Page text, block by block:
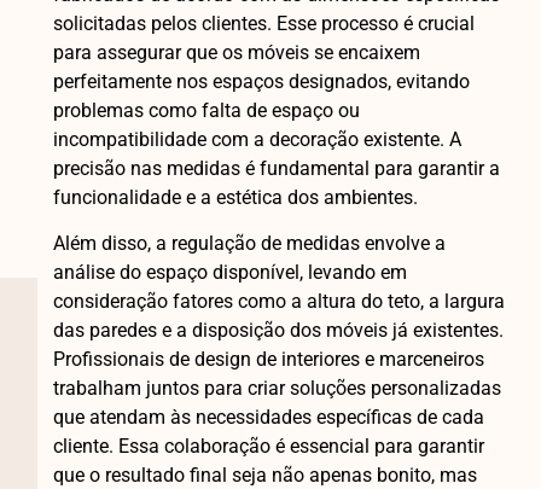
solicitadas pelos clientes. Esse processo é crucial
para assegurar que os móveis se encaixem
perfeitamente nos espaços designados, evitando
problemas como falta de espaço ou
incompatibilidade com a decoração existente. A
precisão nas medidas é fundamental para garantir a
funcionalidade e a estética dos ambientes.
Além disso, a regulação de medidas envolve a
análise do espaço disponível, levando em
consideração fatores como a altura do teto, a largura
das paredes e a disposição dos móveis já existentes.
Profissionais de design de interiores e marceneiros
trabalham juntos para criar soluções personalizadas
que atendam às necessidades específicas de cada
cliente. Essa colaboração é essencial para garantir
que o resultado final seja não apenas bonito, mas